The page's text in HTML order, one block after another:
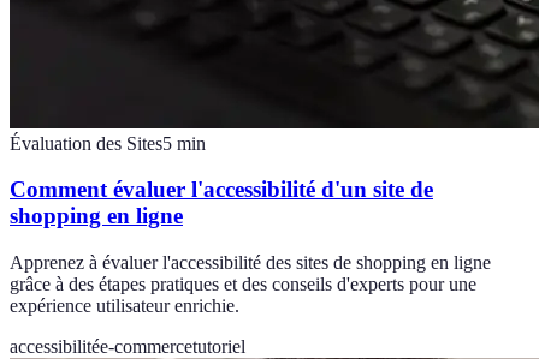
Évaluation des Sites5 min
Comment évaluer l'accessibilité d'un site de
shopping en ligne
Apprenez à évaluer l'accessibilité des sites de shopping en ligne
grâce à des étapes pratiques et des conseils d'experts pour une
expérience utilisateur enrichie.
accessibilitée-commercetutoriel